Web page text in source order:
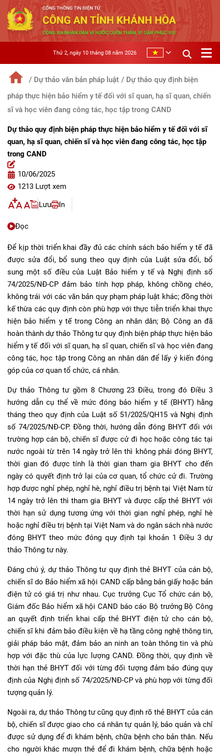
Thứ 2, ngày 10 tháng 08 năm 2026
/ Dự thảo văn bản pháp luật / Dự thảo quy định biện
pháp thực hiện bảo hiểm y tế đối với sĩ quan, hạ sĩ quan, chiến
sĩ và học viên đang công tác, học tập trong CAND
Dự thảo quy định biện pháp thực hiện bảo hiểm y tế đối với sĩ
quan, hạ sĩ quan, chiến sĩ và học viên đang công tác, học tập
trong CAND
10/06/2025
1213 Lượt xem
Lưu In
Đọc
Để kịp thời triển khai đầy đủ các chính sách bảo hiểm y tế đã
được sửa đổi, bổ sung theo quy định của Luật sửa đổi, bổ
sung một số điều của Luật Bảo hiểm y tế và Nghị định số
74/2025/NĐ-CP đảm bảo tính hợp pháp, không chồng chéo,
không trái với các văn bản quy phạm pháp luật khác; đồng thời
kế thừa các quy định còn phù hợp với thực tiễn triển khai thực
hiện bảo hiểm y tế trong Công an nhân dân; Bộ Công an đã
hoàn thành dự thảo Thông tư quy định biện pháp thực hiện bảo
hiểm y tế đối với sĩ quan, hạ sĩ quan, chiến sĩ và học viên đang
công tác, học tập trong Công an nhân dân để lấy ý kiến đóng
góp của cơ quan tổ chức, cá nhân.
Dự thảo Thông tư gồm 8 Chương 23 Điều, trong đó Điều 3
hướng dẫn cụ thể về mức đóng bảo hiểm y tế (BHYT) hằng
tháng theo quy định của Luật số 51/2025/QH15 và Nghị định
số 74/2025/NĐ-CP. Đồng thời, hướng dẫn đóng BHYT đối với
trường hợp cán bộ, chiến sĩ được cử đi học hoặc công tác tại
nước ngoài từ trên 14 ngày trở lên thì không phải đóng BHYT,
thời gian đó được tính là thời gian tham gia BHYT cho đến
ngày có quyết định trở lại của cơ quan, tổ chức cử đi. Trường
hợp được nghỉ phép, nghỉ hè, nghỉ điều trị bệnh tại Việt Nam từ
14 ngày trở lên thì tham gia BHYT và được cấp thẻ BHYT với
thời hạn sử dụng tương ứng với thời gian nghỉ phép, nghỉ hè
hoặc nghỉ điều trị bệnh tại Việt Nam và do ngân sách nhà nước
đóng BHYT theo mức đóng quy định tại khoản 1 Điều 3 dự
thảo Thông tư này.
Đáng chú ý, dự thảo Thông tư quy định thẻ BHYT của cán bộ,
chiến sĩ do Bảo hiểm xã hội CAND cấp bằng bản giấy hoặc bản
điện tử có giá trị như nhau. Cục trưởng Cục Tổ chức cán bộ,
Giám đốc Bảo hiểm xã hội CAND báo cáo Bộ trưởng Bộ Công
an quyết định triển khai cấp thẻ BHYT điện tử cho cán bộ,
chiến sĩ khi đảm bảo điều kiện về hạ tầng công nghệ thông tin,
giải pháp bảo mật, đảm bảo an ninh an toàn thông tin và phù
hợp với đặc thù của lực lượng CAND. Đồng thời, quy định về
thời hạn thẻ BHYT đối với từng đối tượng đảm bảo đúng quy
định của Nghị định số 74/2025/NĐ-CP và phù hợp với từng đối
tượng quản lý.
Ngoài ra, dự thảo Thông tư cũng quy định rõ thẻ BHYT của cán
bộ, chiến sĩ được giao cho cá nhân tự quản lý, bảo quản và chỉ
được sử dụng để đi khám bệnh, chữa bệnh cho bản thân. Nếu
cho người khác mượn thẻ để đi khám bệnh, chữa bệnh hoặc